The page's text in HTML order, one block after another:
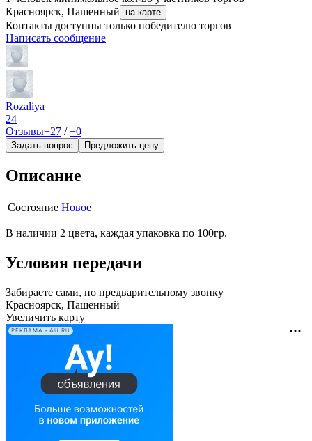
Красноярск, Пашенный
на карте
Контакты доступны только победителю торгов
Написать сообщение
Rozaliya
24
Отзывы+27 /−0
Задать вопрос Предложить цену
Описание
Состояние Новое
В наличии 2 цвета, каждая упаковка по 100гр.
Условия передачи
Забираете сами, по предварительному звонку
Красноярск, Пашенный
Увеличить карту
РЕКЛАМА • AU.RU